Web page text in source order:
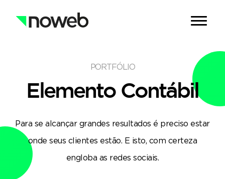
PORTFÓLIO
Elemento Contábil
Para se alcançar grandes resultados é preciso estar
onde seus clientes estão. E isto, com certeza
engloba as redes sociais.